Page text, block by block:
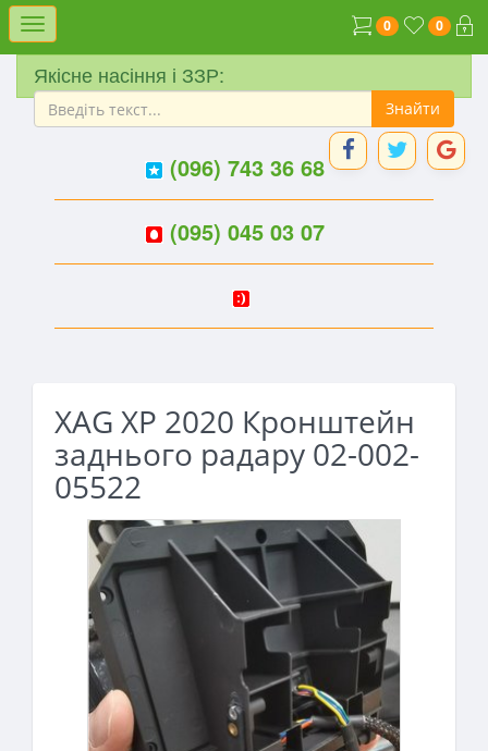
Меню 0
0
Якісне насіння і ЗЗР:
(096) 743 36 68
(095) 045 03 07
XAG XP 2020 Кронштейн
заднього радару 02-002-
05522